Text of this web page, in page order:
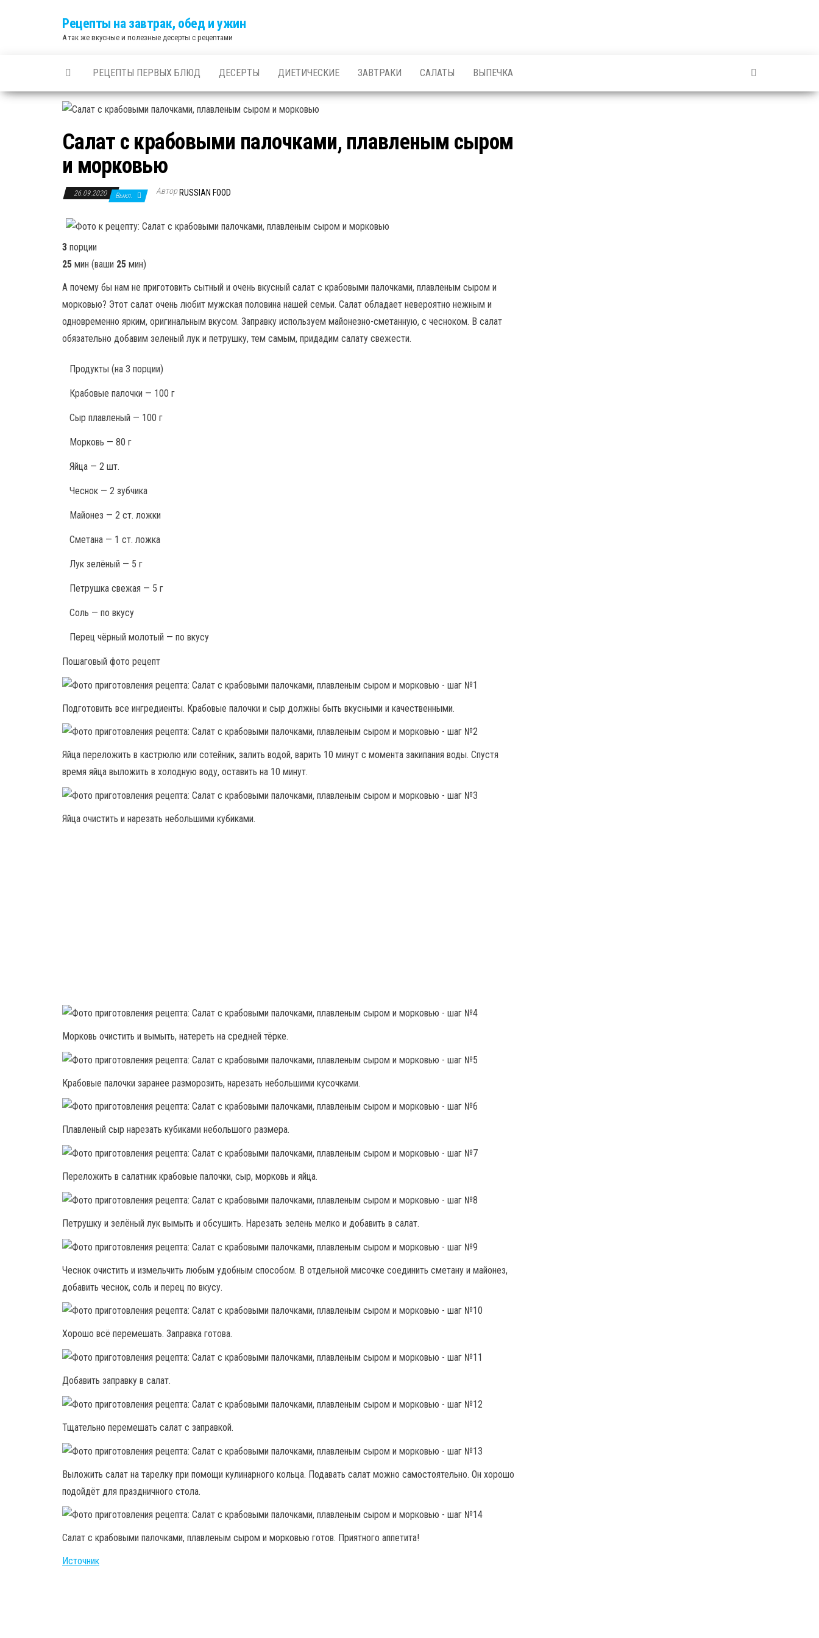
Рецепты на завтрак, обед и ужин
А так же вкусные и полезные десерты с рецептами
РЕЦЕПТЫ ПЕРВЫХ БЛЮД ДЕСЕРТЫ ДИЕТИЧЕСКИЕ ЗАВТРАКИ САЛАТЫ ВЫПЕЧКА
Салат с крабовыми палочками, плавленым сыром
и морковью
26.09.2020 Выкл. Автор RUSSIAN FOOD
3 порции
25 мин (ваши 25 мин)
А почему бы нам не приготовить сытный и очень вкусный салат с крабовыми палочками, плавленым сыром и
морковью? Этот салат очень любит мужская половина нашей семьи. Салат обладает невероятно нежным и
одновременно ярким, оригинальным вкусом. Заправку используем майонезно-сметанную, с чесноком. В салат
обязательно добавим зеленый лук и петрушку, тем самым, придадим салату свежести.
Продукты (на 3 порции)
Крабовые палочки — 100 г
Сыр плавленый — 100 г
Морковь — 80 г
Яйца — 2 шт.
Чеснок — 2 зубчика
Майонез — 2 ст. ложки
Сметана — 1 ст. ложка
Лук зелёный — 5 г
Петрушка свежая — 5 г
Соль — по вкусу
Перец чёрный молотый — по вкусу
Пошаговый фото рецепт
Подготовить все ингредиенты. Крабовые палочки и сыр должны быть вкусными и качественными.
Яйца переложить в кастрюлю или сотейник, залить водой, варить 10 минут с момента закипания воды. Спустя
время яйца выложить в холодную воду, оставить на 10 минут.
Яйца очистить и нарезать небольшими кубиками.
Морковь очистить и вымыть, натереть на средней тёрке.
Крабовые палочки заранее разморозить, нарезать небольшими кусочками.
Плавленый сыр нарезать кубиками небольшого размера.
Переложить в салатник крабовые палочки, сыр, морковь и яйца.
Петрушку и зелёный лук вымыть и обсушить. Нарезать зелень мелко и добавить в салат.
Чеснок очистить и измельчить любым удобным способом. В отдельной мисочке соединить сметану и майонез,
добавить чеснок, соль и перец по вкусу.
Хорошо всё перемешать. Заправка готова.
Добавить заправку в салат.
Тщательно перемешать салат с заправкой.
Выложить салат на тарелку при помощи кулинарного кольца. Подавать салат можно самостоятельно. Он хорошо
подойдёт для праздничного стола.
Салат с крабовыми палочками, плавленым сыром и морковью готов. Приятного аппетита!
Источник